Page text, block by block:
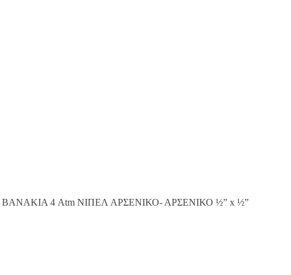
ΒΑΝΑΚΙΑ 4 Atm ΝΙΠΕΛ ΑΡΣΕΝΙΚΟ- ΑΡΣΕΝΙΚΟ ½” x ½”